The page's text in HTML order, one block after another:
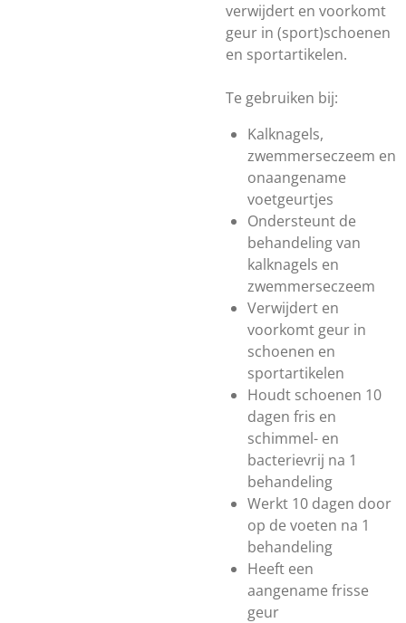
verwijdert en voorkomt
geur in (sport)schoenen
en sportartikelen.
Te gebruiken bij:
Kalknagels,
zwemmerseczeem en
onaangename
voetgeurtjes
Ondersteunt de
behandeling van
kalknagels en
zwemmerseczeem
Verwijdert en
voorkomt geur in
schoenen en
sportartikelen
Houdt schoenen 10
dagen fris en
schimmel- en
bacterievrij na 1
behandeling
Werkt 10 dagen door
op de voeten na 1
behandeling
Heeft een
aangename frisse
geur